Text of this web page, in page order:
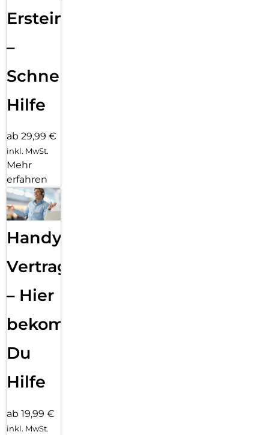
Ersteinrichtung
–
Schnelle
Hilfe
ab 29,99 €
inkl. MwSt.
Mehr
erfahren
Handy
Vertragsabwicklung
– Hier
bekommst
Du
Hilfe
ab 19,99 €
inkl. MwSt.